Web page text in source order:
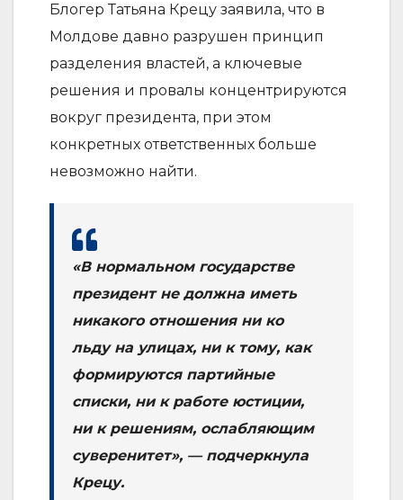
Блогер Татьяна Крецу заявила, что в
Молдове давно разрушен принцип
разделения властей, а ключевые
решения и провалы концентрируются
вокруг президента, при этом
конкретных ответственных больше
невозможно найти.
«В нормальном государстве
президент не должна иметь
никакого отношения ни ко
льду на улицах, ни к тому, как
формируются партийные
списки, ни к работе юстиции,
ни к решениям, ослабляющим
суверенитет», — подчеркнула
Крецу.